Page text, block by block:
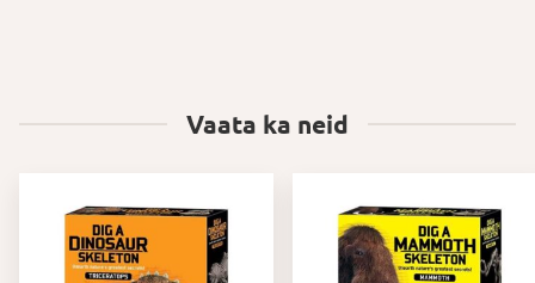
Vaata ka neid